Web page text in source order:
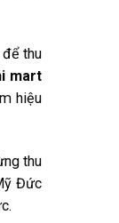
thu
mart
hiệu
thu
Đức